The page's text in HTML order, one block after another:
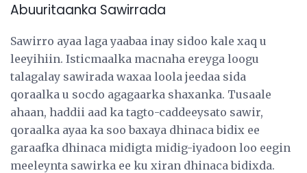
Abuuritaanka Sawirrada
Sawirro ayaa laga yaabaa inay sidoo kale xaq u
leeyihiin. Isticmaalka macnaha ereyga loogu
talagalay sawirada waxaa loola jeedaa sida
qoraalka u socdo agagaarka shaxanka. Tusaale
ahaan, haddii aad ka tagto-caddeeysato sawir,
qoraalka ayaa ka soo baxaya dhinaca bidix ee
garaafka dhinaca midigta midig-iyadoon loo eegin
meeleynta sawirka ee ku xiran dhinaca bidixda.